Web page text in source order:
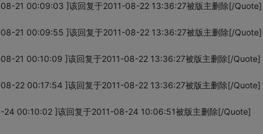
21 00:09:03 ]该回复于2011-08-22 13:36:27被版主删除[/Quote]
21 00:09:55 ]该回复于2011-08-22 13:36:27被版主删除[/Quote]
21 00:10:09 ]该回复于2011-08-22 13:36:27被版主删除[/Quote]
22 00:17:54 ]该回复于2011-08-22 13:36:27被版主删除[/Quote]
00:10:02 ]该回复于2011-08-24 10:06:51被版主删除[/Quote]